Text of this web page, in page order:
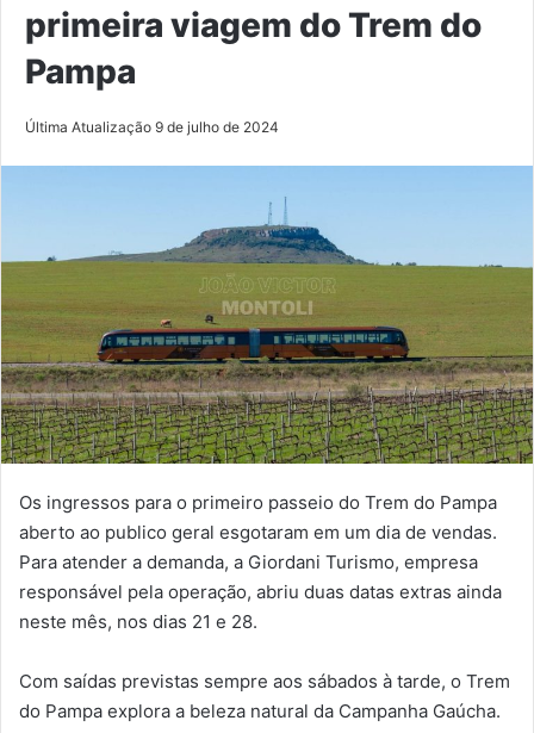
primeira viagem do Trem do
Pampa
Última Atualização 9 de julho de 2024
Os ingressos para o primeiro passeio do Trem do Pampa
aberto ao publico geral esgotaram em um dia de vendas.
Para atender a demanda, a Giordani Turismo, empresa
responsável pela operação, abriu duas datas extras ainda
neste mês, nos dias 21 e 28.
Com saídas previstas sempre aos sábados à tarde, o Trem
do Pampa explora a beleza natural da Campanha Gaúcha.